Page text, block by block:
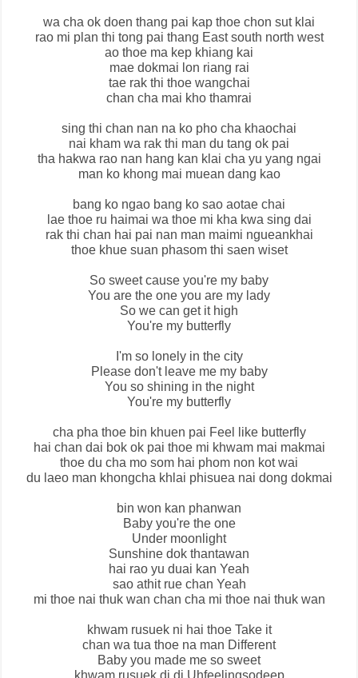
wa cha ok doen thang pai kap thoe chon sut klai
rao mi plan thi tong pai thang East south north west
ao thoe ma kep khiang kai
mae dokmai lon riang rai
tae rak thi thoe wangchai
chan cha mai kho thamrai
sing thi chan nan na ko pho cha khaochai
nai kham wa rak thi man du tang ok pai
tha hakwa rao nan hang kan klai cha yu yang ngai
man ko khong mai muean dang kao
bang ko ngao bang ko sao aotae chai
lae thoe ru haimai wa thoe mi kha kwa sing dai
rak thi chan hai pai nan man maimi ngueankhai
thoe khue suan phasom thi saen wiset
So sweet cause you're my baby
You are the one you are my lady
So we can get it high
You're my butterfly
I'm so lonely in the city
Please don't leave me my baby
You so shining in the night
You're my butterfly
cha pha thoe bin khuen pai Feel like butterfly
hai chan dai bok ok pai thoe mi khwam mai makmai
thoe du cha mo som hai phom non kot wai
du laeo man khongcha khlai phisuea nai dong dokmai
bin won kan phanwan
Baby you're the one
Under moonlight
Sunshine dok thantawan
hai rao yu duai kan Yeah
sao athit rue chan Yeah
mi thoe nai thuk wan chan cha mi thoe nai thuk wan
khwam rusuek ni hai thoe Take it
chan wa tua thoe na man Different
Baby you made me so sweet